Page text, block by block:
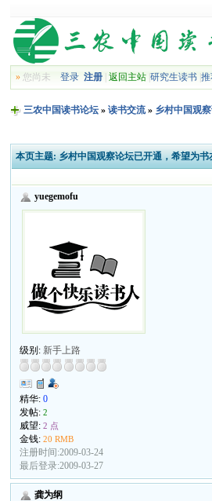
» 您尚未登录 注册 |返回主站 |研究生读书 |
三农中国读书论坛 »读书交流» 乡村中国观
本页主题: 乡村中国观察论坛已开通，希望为
yuegemofu
级别: 新手上路
精华:0
发帖:2
威望:2 点
金钱:20 RMB
注册时间:2009-03-24
最后登录:2009-03-27
龚为纲